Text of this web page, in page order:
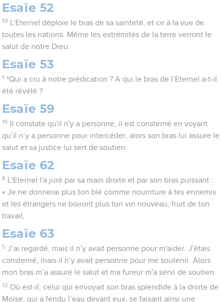
Esaïe 52
10
L'Eternel déploie le bras de sa sainteté, et ce à la vue de
toutes les nations. Même les extrémités de la terre verront le
salut de notre Dieu.
Esaïe 53
1 *Qui a cru à notre prédication ? A qui le bras de l’Eternel a-t-il
été révélé ?
Esaïe 59
16
Il constate qu'il n'y a personne, il est consterné en voyant
qu’il n’y a personne pour intercéder, alors son bras lui assure le
salut et sa justice lui sert de soutien.
Esaïe 62
8
L'Eternel l'a juré par sa main droite et par son bras puissant :
« Je ne donnerai plus ton blé comme nourriture à tes ennemis
et les étrangers ne boiront plus ton vin nouveau, fruit de ton
travail,
Esaïe 63
5 J’ai regardé, mais il n’y avait personne pour m'aider. J'étais
consterné, mais il n’y avait personne pour me soutenir. Alors
mon bras m’a assuré le salut et ma fureur m'a servi de soutien.
12 Où est-il, celui qui envoyait son bras splendide à la droite de
Moïse, qui a fendu l’eau devant eux, se faisant ainsi une